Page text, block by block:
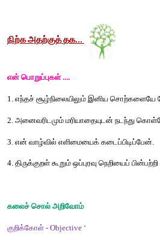
புயல், சுனாமி, வெள்ளப்
போது எல்லாம் பல சமூக சேவை
மக்களைக் காப்பற்றினர்.
நிவாரணப் பொருட்களையும்
ஒருமையுணர்வு
அல்லா, இயேசு, சிவன் ஆகிய
நிற்பதைப் பார்க்கும் போது நாம்
முடிவுரை
மதம், சாதி, இனம் ஆகிய